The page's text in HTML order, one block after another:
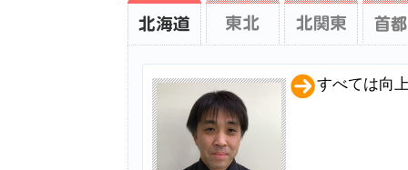
すべては向